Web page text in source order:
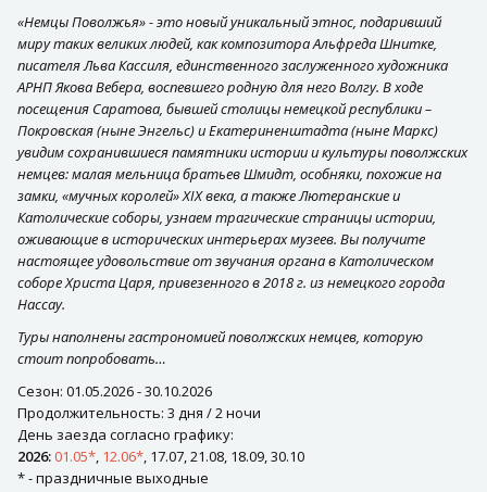
«Немцы Поволжья» - это новый уникальный этнос, подаривший
миру таких великих людей, как композитора Альфреда Шнитке,
писателя Льва Кассиля, единственного заслуженного художника
АРНП Якова Вебера, воспевшего родную для него Волгу. В ходе
посещения Саратова, бывшей столицы немецкой республики –
Покровская (ныне Энгельс) и Екатериненштадта (ныне Маркс)
увидим сохранившиеся памятники истории и культуры поволжских
немцев: малая мельница братьев Шмидт, особняки, похожие на
замки, «мучных королей» XIX века, а также Лютеранские и
Католические соборы, узнаем трагические страницы истории,
оживающие в исторических интерьерах музеев. Вы получите
настоящее удовольствие от звучания органа в Католическом
соборе Христа Царя, привезенного в 2018 г. из немецкого города
Нассау.
Туры наполнены гастрономией поволжских немцев, которую
стоит попробовать…
Сезон: 01.05.2026 - 30.10.2026
Продолжительность: 3 дня / 2 ночи
День заезда cогласно графику:
2026:01.05*, 12.06*, 17.07, 21.08, 18.09, 30.10
* - праздничные выходные